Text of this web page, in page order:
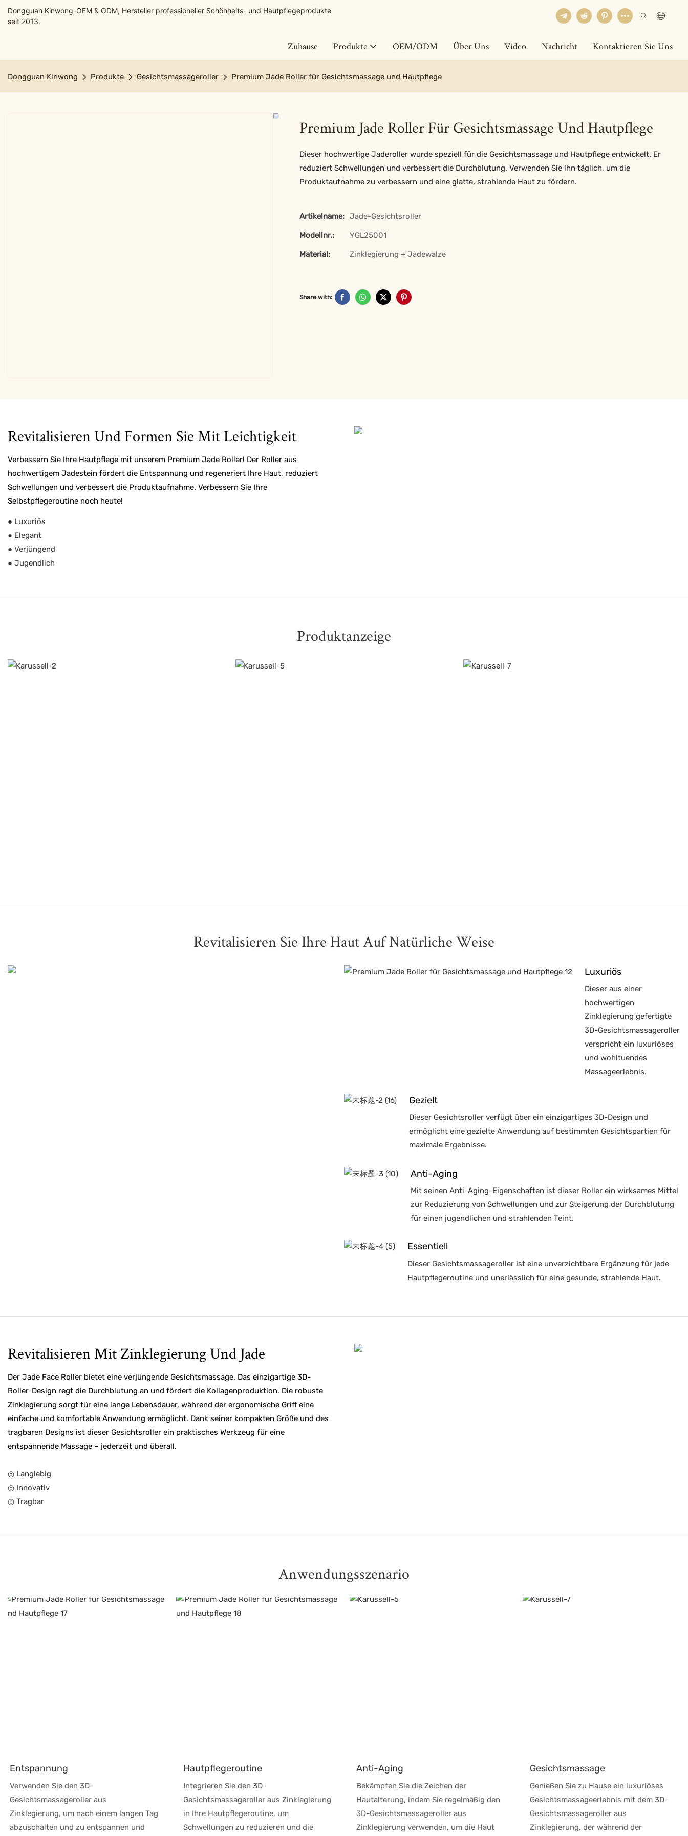
Dongguan Kinwong-OEM & ODM, Hersteller professioneller Schönheits- und Hautpflegeprodukte
seit 2013.
Zuhause Produkte OEM/ODM Über Uns Video Nachricht Kontaktieren Sie Uns
Dongguan Kinwong Produkte Gesichtsmassageroller Premium Jade Roller für Gesichtsmassage und Hautpflege
Premium Jade Roller Für Gesichtsmassage Und Hautpflege
Dieser hochwertige Jaderoller wurde speziell für die Gesichtsmassage und Hautpflege entwickelt. Er
reduziert Schwellungen und verbessert die Durchblutung. Verwenden Sie ihn täglich, um die
Produktaufnahme zu verbessern und eine glatte, strahlende Haut zu fördern.
Artikelname: Jade-Gesichtsroller
Modellnr.: YGL25001
Material: Zinklegierung + Jadewalze
Share with:
Revitalisieren Und Formen Sie Mit Leichtigkeit
Verbessern Sie Ihre Hautpflege mit unserem Premium Jade Roller! Der Roller aus
hochwertigem Jadestein fördert die Entspannung und regeneriert Ihre Haut, reduziert
Schwellungen und verbessert die Produktaufnahme. Verbessern Sie Ihre
Selbstpflegeroutine noch heute!
● Luxuriös
● Elegant
● Verjüngend
● Jugendlich
Produktanzeige
Revitalisieren Sie Ihre Haut Auf Natürliche Weise
Luxuriös
Dieser aus einer
hochwertigen
Zinklegierung gefertigte
3D-Gesichtsmassageroller
verspricht ein luxuriöses
und wohltuendes
Massageerlebnis.
Gezielt
Dieser Gesichtsroller verfügt über ein einzigartiges 3D-Design und
ermöglicht eine gezielte Anwendung auf bestimmten Gesichtspartien für
maximale Ergebnisse.
Anti-Aging
Mit seinen Anti-Aging-Eigenschaften ist dieser Roller ein wirksames Mittel
zur Reduzierung von Schwellungen und zur Steigerung der Durchblutung
für einen jugendlichen und strahlenden Teint.
Essentiell
Dieser Gesichtsmassageroller ist eine unverzichtbare Ergänzung für jede
Hautpflegeroutine und unerlässlich für eine gesunde, strahlende Haut.
Revitalisieren Mit Zinklegierung Und Jade
Der Jade Face Roller bietet eine verjüngende Gesichtsmassage. Das einzigartige 3D-
Roller-Design regt die Durchblutung an und fördert die Kollagenproduktion. Die robuste
Zinklegierung sorgt für eine lange Lebensdauer, während der ergonomische Griff eine
einfache und komfortable Anwendung ermöglicht. Dank seiner kompakten Größe und des
tragbaren Designs ist dieser Gesichtsroller ein praktisches Werkzeug für eine
entspannende Massage – jederzeit und überall.
◎ Langlebig
◎ Innovativ
◎ Tragbar
Anwendungsszenario
Entspannung
Verwenden Sie den 3D-
Gesichtsmassageroller aus
Zinklegierung, um nach einem langen Tag
abzuschalten und zu entspannen und
Hautpflegeroutine
Integrieren Sie den 3D-
Gesichtsmassageroller aus Zinklegierung
in Ihre Hautpflegeroutine, um
Schwellungen zu reduzieren und die
Anti-Aging
Bekämpfen Sie die Zeichen der
Hautalterung, indem Sie regelmäßig den
3D-Gesichtsmassageroller aus
Zinklegierung verwenden, um die Haut
Gesichtsmassage
Genießen Sie zu Hause ein luxuriöses
Gesichtsmassageerlebnis mit dem 3D-
Gesichtsmassageroller aus
Zinklegierung, der während der